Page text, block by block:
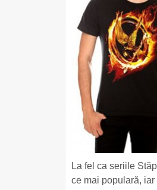
La fel ca seriile
ce mai populară,